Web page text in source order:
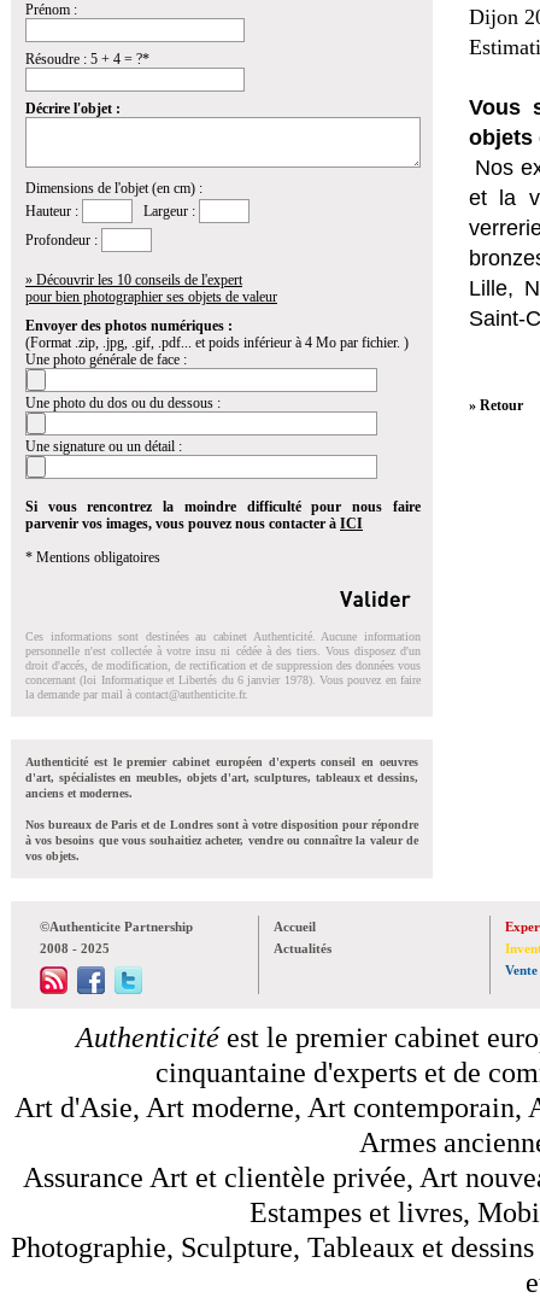
Prénom :
Résoudre : 5 + 4 = ?*
Décrire l'objet :
Dimensions de l'objet (en cm) :
Hauteur :
Largeur :
Profondeur :
» Découvrir les 10 conseils de l'expert
pour bien photographier ses objets de valeur
Envoyer des photos numériques :
(Format .zip, .jpg, .gif, .pdf... et poids inférieur à 4 Mo par fichier. )
Une photo générale de face :
Une photo du dos ou du dessous :
Une signature ou un détail :
Si vous rencontrez la moindre difficulté pour nous faire
parvenir vos images, vous pouvez nous contacter à ICI
* Mentions obligatoires
Ces informations sont destinées au cabinet Authenticité. Aucune information
personnelle n'est collectée à votre insu ni cédée à des tiers. Vous disposez d'un
droit d'accés, de modification, de rectification et de suppression des données vous
concernant (loi Informatique et Libertés du 6 janvier 1978). Vous pouvez en faire
la demande par mail à contact@authenticite.fr.
Authenticité est le premier cabinet européen d'experts conseil en oeuvres
d'art, spécialistes en meubles, objets d'art, sculptures, tableaux et dessins,
anciens et modernes.
Nos bureaux de Paris et de Londres sont à votre disposition pour répondre
à vos besoins que vous souhaitiez acheter, vendre ou connaître la valeur de
vos objets.
Dijon
Vous
objets
Nos
et la
Lille,
Saint-
» Retour
©Authenticite Partnership
2008 - 2025
Accueil
Actualités
Vente
Authenticitéest le premier cabinet
cinquantaine d'experts et de
Art d'Asie, Art moderne, Art contemporain,
Armes
Assurance Art et clientèle privée, Art
Estampes et livres,
Photographie, Sculpture, Tableaux et